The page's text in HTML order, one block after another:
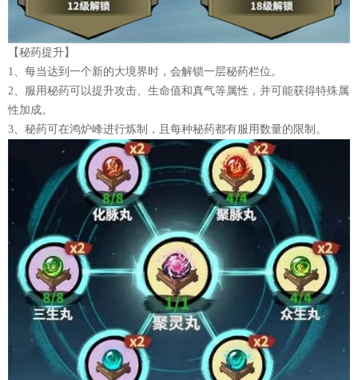
【秘药提升】
1、每当达到一个新的大境界时，会解锁一层秘药栏位。
2、服用秘药可以提升攻击、生命值和真气等属性，并可能获得特殊属
性加成。
3、秘药可在鸿炉峰进行炼制，且每种秘药都有服用数量的限制。